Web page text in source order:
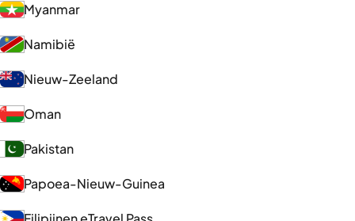
Myanmar
Namibië
Nieuw-Zeeland
Oman
Pakistan
Papoea-Nieuw-Guinea